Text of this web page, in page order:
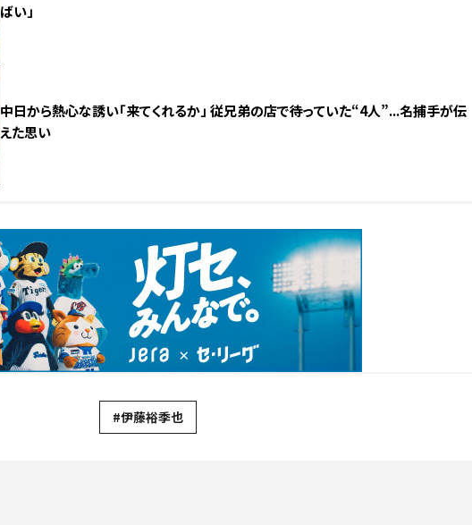
ばい」
中日から熱心な誘い「来てくれるか」 従兄弟の店で待っていた“4人”...名捕手が伝
えた思い
#伊藤裕季也